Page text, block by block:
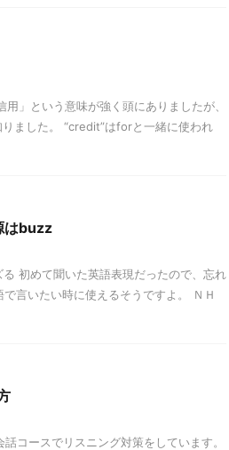
」という意味が強く頭にありましたが、
ました。 “credit”はforと一緒に使われ
はbuzz
初めて聞いた英語表現だったので、忘れ
言いたい時に使えるそうですよ。 ＮＨ
コースでリスニング対策をしています。